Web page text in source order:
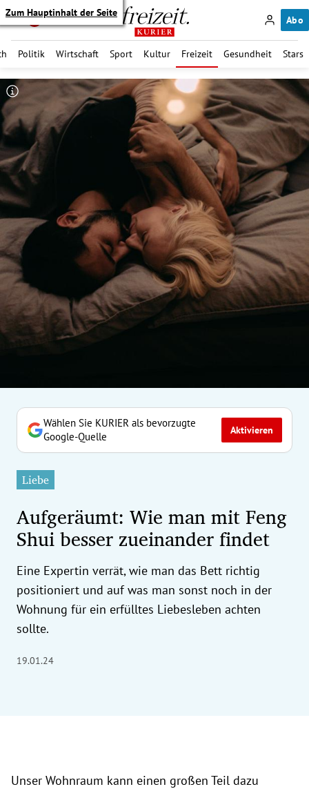
Zum Hauptinhalt der Seite
Abo
Politik Wirtschaft Sport Kultur Freizeit Gesundheit Stars
Untermenü
Untermenü
Untermenü
Untermenü
Untermenü
Untermenü
Untermenü
Untermenü
Wählen Sie KURIER als bevorzugte
Google-Quelle
Aktivieren
Liebe
Aufgeräumt: Wie man mit Feng
Shui besser zueinander findet
Eine Expertin verrät, wie man das Bett richtig
positioniert und auf was man sonst noch in der
Wohnung für ein erfülltes Liebesleben achten
sollte.
19.01.24
Unser Wohnraum kann einen großen Teil dazu